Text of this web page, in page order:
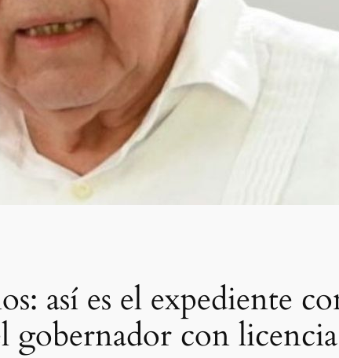
así es el expediente
con